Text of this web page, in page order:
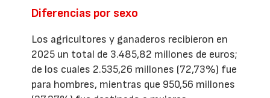
Diferencias por sexo
Los agricultores y ganaderos recibieron en
2025 un total de 3.485,82 millones de euros;
de los cuales 2.535,26 millones (72,73%) fue
para hombres, mientras que 950,56 millones